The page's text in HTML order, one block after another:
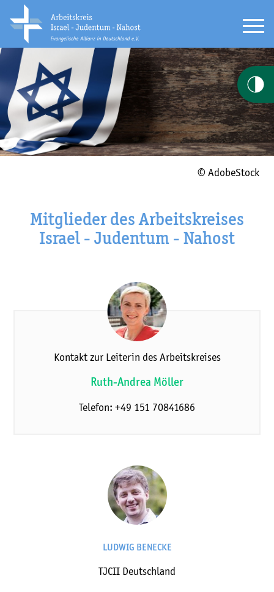
© AdobeStock
Mitglieder des Arbeitskreises
Israel - Judentum - Nahost
Kontakt zur Leiterin des Arbeitskreises
Ruth-Andrea Möller
Telefon: +49 151 70841686
LUDWIG BENECKE
TJCII Deutschland